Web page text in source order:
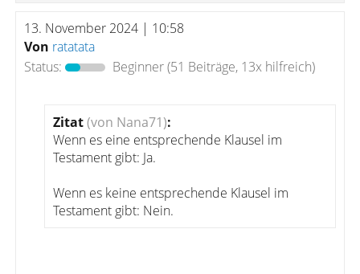
13. November 2024 | 10:58
Von ratatata
Status:
Beginner(51 Beiträge, 13x hilfreich)
Zitat(von Nana71):
Wenn es eine entsprechende Klausel im
Testament gibt: Ja.
Wenn es keine entsprechende Klausel im
Testament gibt: Nein.